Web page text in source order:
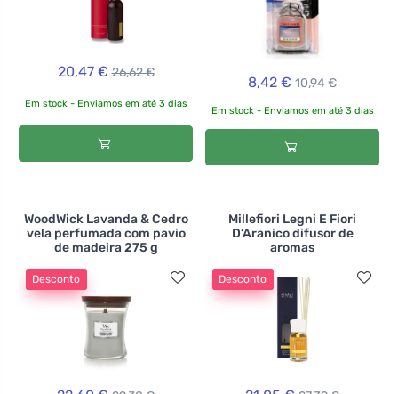
20,47 € 26,62 €
Em stock - Enviamos em até 3 dias
8,42 € 10,94 €
Em stock - Enviamos em até 3 dias
WoodWick Lavanda & Cedro
vela perfumada com pavio
de madeira 275 g
Desconto
Millefiori Legni E Fiori
D’Aranico difusor de
aromas
Desconto